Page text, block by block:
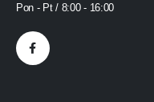
Pon - Pt / 8:00 - 16:00